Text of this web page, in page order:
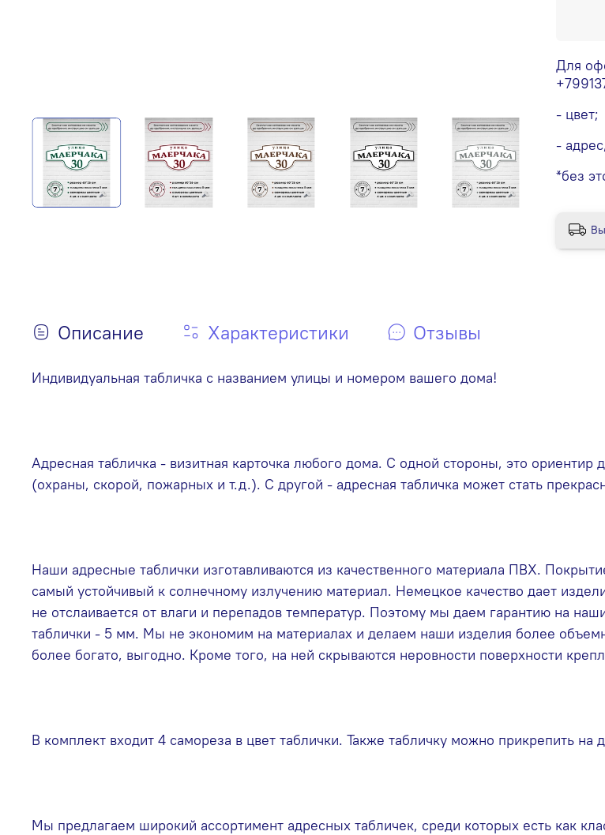
Для
- цвет;
-
*без
Описание Характеристики Отзывы
Индивидуальная табличка с названием улицы и номером вашего дома!
Адресная табличка - визитная карточка любого дома. С одной стороны, это
(охраны, скорой, пожарных и т.д.). С другой - адресная табличка может стать
Наши адресные таблички изготавливаются из качественного материала ПВХ.
самый устойчивый к солнечному излучению материал. Немецкое качество дает
не отслаивается от влаги и перепадов температур. Поэтому мы даем гарантию на
таблички - 5 мм. Мы не экономим на материалах и делаем наши изделия более
более богато, выгодно. Кроме того, на ней скрываются неровности поверхности
В комплект входит 4 самореза в цвет таблички. Также табличку можно прикрепить
Мы предлагаем широкий ассортимент адресных табличек, среди которых есть как